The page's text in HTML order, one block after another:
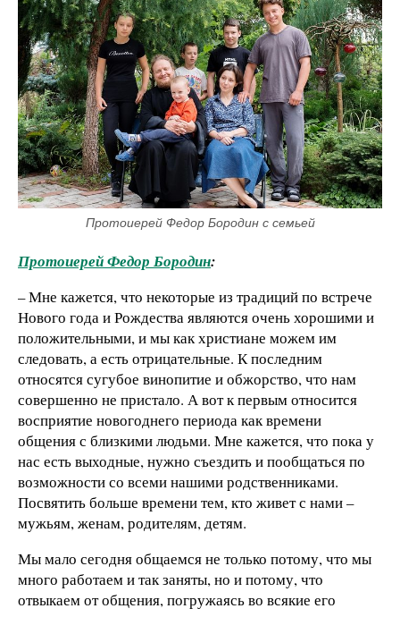
Протоиерей Федор Бородин с семьей
Протоиерей Федор Бородин:
– Мне кажется, что некоторые из традиций по встрече
Нового года и Рождества являются очень хорошими и
положительными, и мы как христиане можем им
следовать, а есть отрицательные. К последним
относятся сугубое винопитие и обжорство, что нам
совершенно не пристало. А вот к первым относится
восприятие новогоднего периода как времени
общения с близкими людьми. Мне кажется, что пока у
нас есть выходные, нужно съездить и пообщаться по
возможности со всеми нашими родственниками.
Посвятить больше времени тем, кто живет с нами –
мужьям, женам, родителям, детям.
Мы мало сегодня общаемся не только потому, что мы
много работаем и так заняты, но и потому, что
отвыкаем от общения, погружаясь во всякие его